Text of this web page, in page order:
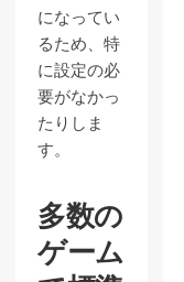
になってい
るため、特
に設定の必
要がなかっ
たりしま
す。
多数の
ゲーム